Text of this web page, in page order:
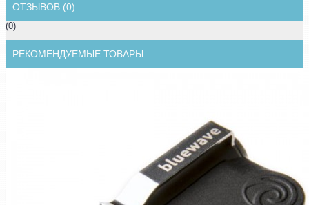
ОТЗЫВОВ (0)
(0)
РЕКОМЕНДУЕМЫЕ ТОВАРЫ